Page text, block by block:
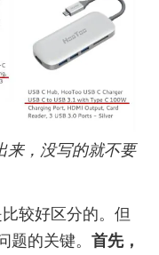
来，没写的就不要
较好区分的。但
的关键。 首先，